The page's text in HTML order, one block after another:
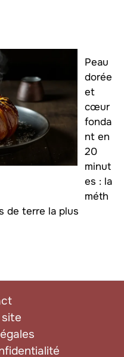
Peau
dorée
et
cœur
fonda
nt en
20
minut
es : la
méth
de terre la plus
site